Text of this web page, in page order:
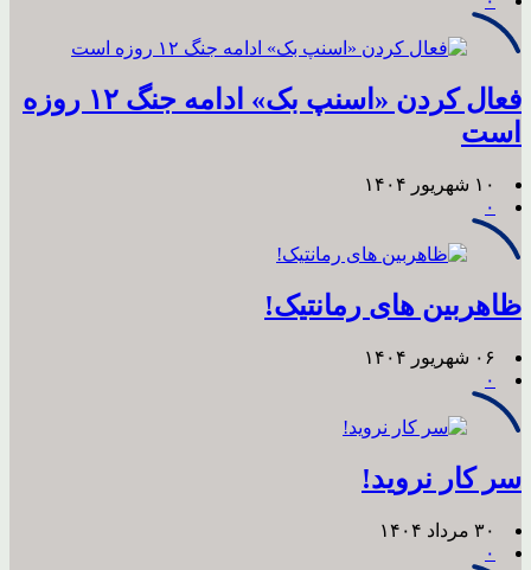
فعال کردن «اسنپ بک» ادامه جنگ ۱۲ روزه
است
۱۰ شهریور ۱۴۰۴
۰
ظاهربین های رمانتیک!
۰۶ شهریور ۱۴۰۴
۰
‏سر کار نروید!
۳۰ مرداد ۱۴۰۴
۰